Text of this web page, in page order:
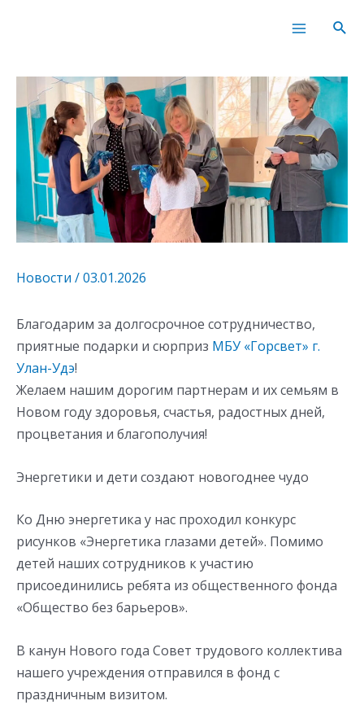
Main
Новости /03.01.2026
Благодарим за долгосрочное сотрудничество,
приятные подарки и сюрприз МБУ «Горсвет» г.
Улан-Удэ!
Желаем нашим дорогим партнерам и их семьям в
Новом году здоровья, счастья, радостных дней,
процветания и благополучия!
Энергетики и дети создают новогоднее чудо
Ко Дню энергетика у нас проходил конкурс
рисунков «Энергетика глазами детей». Помимо
детей наших сотрудников к участию
присоединились ребята из общественного фонда
«Общество без барьеров».
В канун Нового года Совет трудового коллектива
нашего учреждения отправился в фонд с
праздничным визитом.